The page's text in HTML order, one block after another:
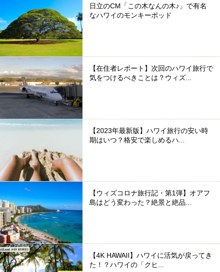
日立のCM「この木なんの木♪」で有名
なハワイのモンキーポッド
【在住者レポート】次回のハワイ旅行で
気をつけるべきことは？ウィズ...
【2023年最新版】ハワイ旅行の安い時
期はいつ？格安で楽しめるハ...
【ウィズコロナ旅行記・第1弾】オアフ
島はどう変わった？絶景と絶品...
【4K HAWAII】ハワイに活気が戻ってき
た！？ハワイの「クヒ...